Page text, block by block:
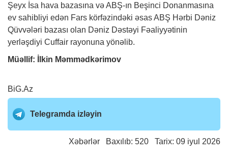
Şeyx İsa hava bazasına və ABŞ-ın Beşinci Donanmasına
ev sahibliyi edən Fars körfəzindəki əsas ABŞ Hərbi Dəniz
Qüvvələri bazası olan Dəniz Dəstəyi Fəaliyyətinin
yerləşdiyi Cuffair rayonuna yönəlib.
Müəllif: İlkin Məmmədkərimov
BiG.Az
Telegramda izləyin
Xəbərlər Baxılıb: 520 Tarix: 09 iyul 2026